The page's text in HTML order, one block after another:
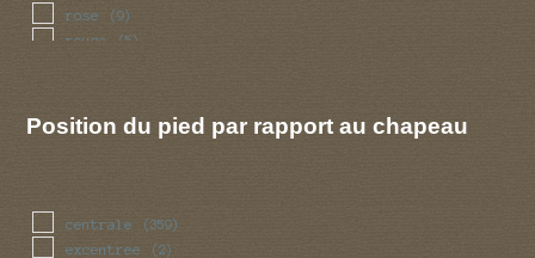
rose (9)
rouge (5)
Position du pied par rapport au chapeau
centrale (359)
excentree (2)